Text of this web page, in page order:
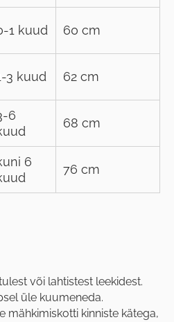
1 kuud 60 cm
3 kuud 62 cm
6
68 cm
6
76 cm
või lahtistest leekidest.
üle kuumeneda.
mähkimiskotti kinniste kätega,